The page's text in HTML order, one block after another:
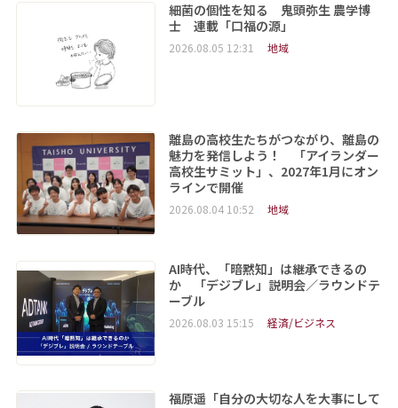
細菌の個性を知る 鬼頭弥生 農学博
士 連載「口福の源」
2026.08.05 12:31 地域
離島の高校生たちがつながり、離島の
魅力を発信しよう！ 「アイランダー
高校生サミット」、2027年1月にオン
ラインで開催
2026.08.04 10:52 地域
AI時代、「暗黙知」は継承できるの
か 「デジブレ」説明会／ラウンドテ
ーブル
2026.08.03 15:15 経済/ビジネス
福原遥「自分の大切な人を大事にして